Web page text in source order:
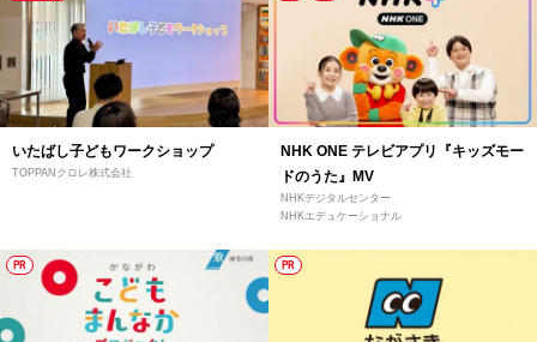
いたばし子どもワークショップ
TOPPANクロレ株式会社
NHK ONE テレビアプリ『キッズモー
ドのうた』MV
NHKデジタルセンター
NHKエデュケーショナル
PR PR